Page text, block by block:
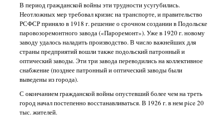
В период гражданской войны эти трудности усугубились.
Неотложных мер требовал кризис на транспорте, и правительство
РСФСР приняло в 1918 г. решение о срочном создании в Подольске
паровозоремонтного завода («Пароремонт»). Уже в 1920 г. новому
заводу удалось наладить производство. В число важнейших для
страны предприятий вошли также подольский патронный и
оптический заводы. Эти три завода переводились на коллективное
снабжение (позднее патронный и оптический заводы были
выведены из города).
С окончанием гражданской войны опустевший более чем на треть
город начал постепенно восстанавливаться. В 1926 г. в нем pice 20
тыс. жителей.